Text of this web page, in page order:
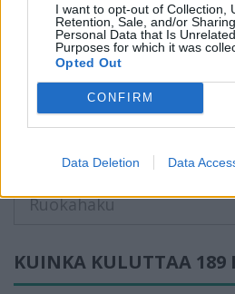
I want to opt-out of Collection,
Retention, Sale, and/or
Personal Data that Is
Purposes for which it was
Opted Out
CONFIRM
Data Deletion Data
KUINKA KULUTTAA 189